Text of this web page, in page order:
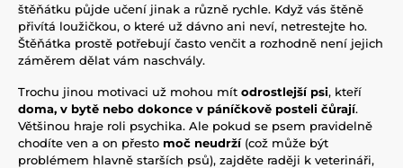
štěňátku půjde učení jinak a různě rychle. Když vás štěně
přivítá loužičkou, o které už dávno ani neví, netrestejte ho.
Štěňátka prostě potřebují často venčit a rozhodně není jejich
záměrem dělat vám naschvály.
Trochu jinou motivaci už mohou mít odrostlejší psi, kteří
doma, v bytě nebo dokonce v páníčkově posteli čůrají.
Většinou hraje roli psychika. Ale pokud se psem pravidelně
chodíte ven a on přesto moč neudrží(což může být
problémem hlavně starších psů), zajděte raději k veterináři,